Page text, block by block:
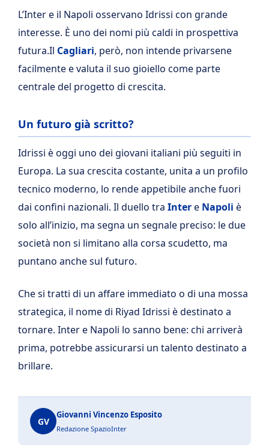
L’Inter e il Napoli osservano Idrissi con grande
interesse. È uno dei nomi più caldi in prospettiva
futura.Il Cagliari, però, non intende privarsene
facilmente e valuta il suo gioiello come parte
centrale del progetto di crescita.
Un futuro già scritto?
Idrissi è oggi uno dei giovani italiani più seguiti in
Europa. La sua crescita costante, unita a un profilo
tecnico moderno, lo rende appetibile anche fuori
dai confini nazionali. Il duello tra Intere Napoli è
solo all’inizio, ma segna un segnale preciso: le due
società non si limitano alla corsa scudetto, ma
puntano anche sul futuro.
Che si tratti di un affare immediato o di una mossa
strategica, il nome di Riyad Idrissi è destinato a
tornare. Inter e Napoli lo sanno bene: chi arriverà
prima, potrebbe assicurarsi un talento destinato a
brillare.
GV
Giovanni Vincenzo Esposito
Redazione SpazioInter